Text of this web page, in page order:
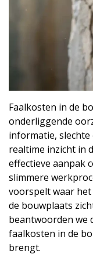
Faalkosten in de
onderliggende
informatie,
realtime inzicht in
effectieve aanpak
slimmere
voorspelt waar
de bouwplaats
beantwoorden we
faalkosten in de
brengt.